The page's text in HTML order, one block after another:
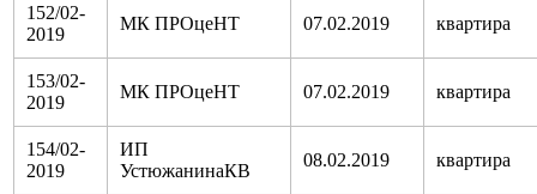
152/02-
2019
МК ПРОцеНТ 07.02.2019 квартира
153/02-
2019
МК ПРОцеНТ 07.02.2019 квартира
154/02-
2019
ИП
УстюжанинаКВ
08.02.2019 квартира